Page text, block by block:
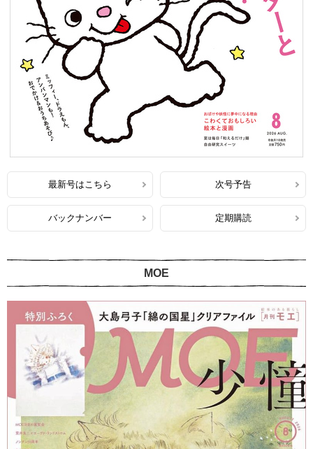
最新号はこちら 次号予告
バックナンバー 定期購読
MOE